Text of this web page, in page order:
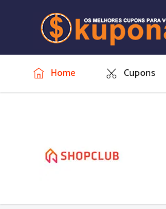
Home Cupons